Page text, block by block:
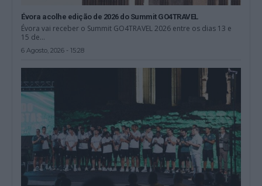
Évora acolhe edição de 2026 do Summit GO4TRAVEL
Évora vai receber o Summit GO4TRAVEL 2026 entre os dias 13 e
15 de...
6 Agosto, 2026 - 15:28